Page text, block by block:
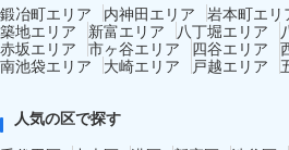
鍛冶町エリア
内神田エリア 岩本町エリ
築地エリア
新富エリア 八丁堀エリア
赤坂エリア 市ヶ谷エリア 四谷エリア
南池袋エリア
大崎エリア 戸越エリア
人気の区で探す